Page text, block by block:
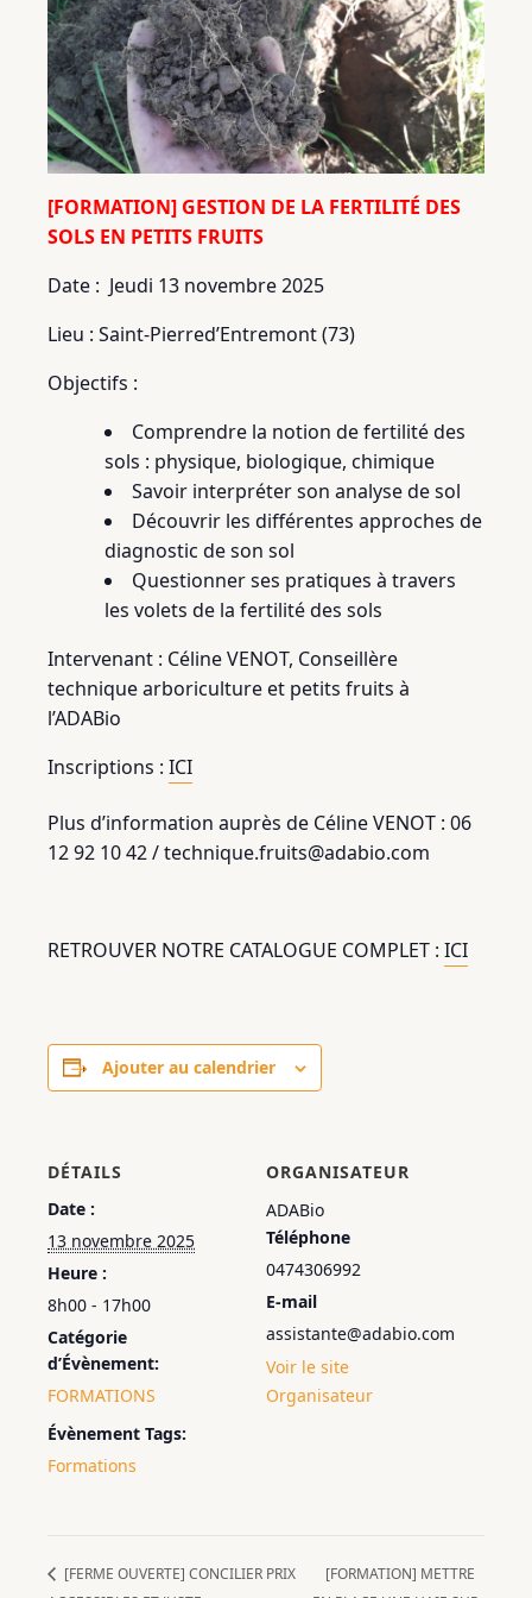
[FORMATION] GESTION DE LA FERTILITÉ DES
SOLS EN PETITS FRUITS
Date : Jeudi 13 novembre 2025
Lieu : Saint-Pierred’Entremont (73)
Objectifs :
Comprendre la notion de fertilité des
sols : physique, biologique, chimique
Savoir interpréter son analyse de sol
Découvrir les différentes approches de
diagnostic de son sol
Questionner ses pratiques à travers
les volets de la fertilité des sols
Intervenant : Céline VENOT, Conseillère
technique arboriculture et petits fruits à
l’ADABio
Inscriptions : ICI
Plus d’information auprès de Céline VENOT : 06
12 92 10 42 / technique.fruits@adabio.com
RETROUVER NOTRE CATALOGUE COMPLET : ICI
Ajouter au calendrier
DÉTAILS
Date :
13 novembre 2025
Heure :
8h00 - 17h00
Catégorie
d’Évènement:
FORMATIONS
Évènement Tags:
Formations
ORGANISATEUR
ADABio
Téléphone
0474306992
E-mail
assistante@adabio.com
Voir le site
Organisateur
[FERME OUVERTE] CONCILIER PRIX
[FORMATION] METTRE